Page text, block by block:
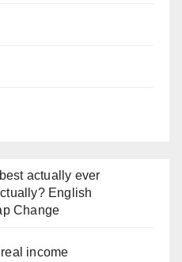
actually ever
English
Change
income